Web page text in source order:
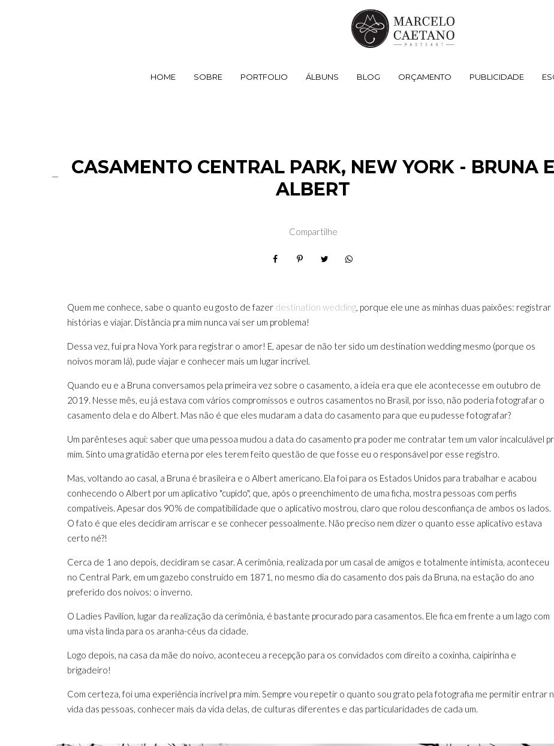
HOME SOBRE PORTFOLIO ÁLBUNS BLOG ORÇAMENTO PUBLICIDADE
CASAMENTO CENTRAL PARK, NEW YORK - BRUNA E
ALBERT
Compartilhe
Quem me conhece, sabe o quanto eu gosto de fazer destination wedding, porque ele une as minhas duas paixões: registrar
histórias e viajar. Distância pra mim nunca vai ser um problema!
Dessa vez, fui pra Nova York para registrar o amor! E, apesar de não ter sido um destination wedding mesmo (porque os
noivos moram lá), pude viajar e conhecer mais um lugar incrível.
Quando eu e a Bruna conversamos pela primeira vez sobre o casamento, a ideia era que ele acontecesse em outubro de
2019. Nesse mês, eu já estava com vários compromissos e outros casamentos no Brasil, por isso, não poderia fotografar o
casamento dela e do Albert. Mas não é que eles mudaram a data do casamento para que eu pudesse fotografar?
Um parênteses aqui: saber que uma pessoa mudou a data do casamento pra poder me contratar tem um valor incalculável
mim. Sinto uma gratidão eterna por eles terem feito questão de que fosse eu o responsável por esse registro.
Mas, voltando ao casal, a Bruna é brasileira e o Albert americano. Ela foi para os Estados Unidos para trabalhar e acabou
conhecendo o Albert por um aplicativo "cupido", que, após o preenchimento de uma ficha, mostra pessoas com perfis
compatíveis. Apesar dos 90% de compatibilidade que o aplicativo mostrou, claro que rolou desconfiança de ambos os lados.
O fato é que eles decidiram arriscar e se conhecer pessoalmente. Não preciso nem dizer o quanto esse aplicativo estava
certo né?!
Cerca de 1 ano depois, decidiram se casar. A cerimônia, realizada por um casal de amigos e totalmente intimista, aconteceu
no Central Park, em um gazebo construído em 1871, no mesmo dia do casamento dos pais da Bruna, na estação do ano
preferido dos noivos: o inverno.
O Ladies Pavilion, lugar da realização da cerimônia, é bastante procurado para casamentos. Ele fica em frente a um lago com
uma vista linda para os aranha-céus da cidade.
Logo depois, na casa da mãe do noivo, aconteceu a recepção para os convidados com direito a coxinha, caipirinha e
brigadeiro!
Com certeza, foi uma experiência incrível pra mim. Sempre vou repetir o quanto sou grato pela fotografia me permitir entrar
vida das pessoas, conhecer mais da vida delas, de culturas diferentes e das particularidades de cada um.